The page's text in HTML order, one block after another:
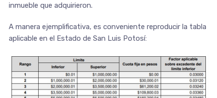
inmueble que adquirieron.
A manera ejemplificativa, es conveniente reproducir la tabla
aplicable en el Estado de San Luis Potosí: